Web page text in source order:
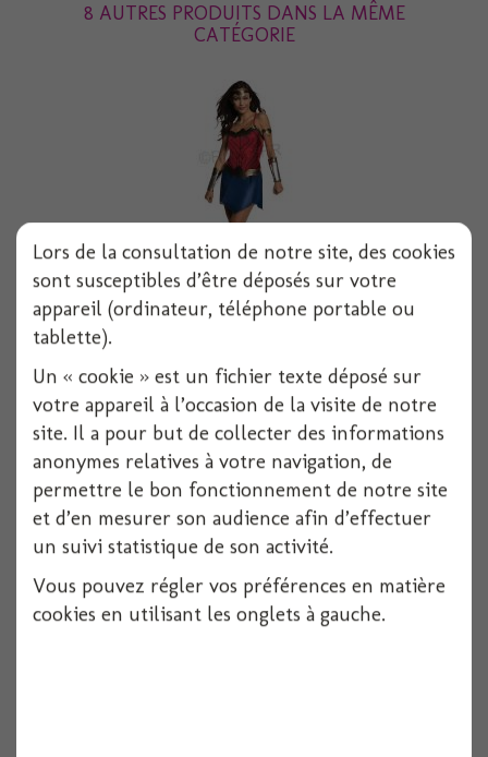
8 AUTRES PRODUITS DANS LA MÊME
CATÉGORIE
Costume wonder woman classique 1984 adulte...
1 pièces
Voir
Lors de la consultation de notre site, des cookies
sont susceptibles d’être déposés sur votre
appareil (ordinateur, téléphone portable ou
tablette).
Un « cookie » est un fichier texte déposé sur
votre appareil à l’occasion de la visite de notre
site. Il a pour but de collecter des informations
anonymes relatives à votre navigation, de
permettre le bon fonctionnement de notre site
et d’en mesurer son audience afin d’effectuer
un suivi statistique de son activité.
Vous pouvez régler vos préférences en matière
cookies en utilisant les onglets à gauche.